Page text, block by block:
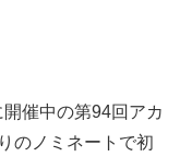
催中の第94回アカ
のノミネートで初